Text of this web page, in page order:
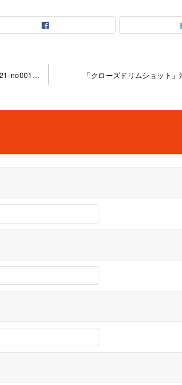
「フィルイン後休符から始まるパターン」池袋教室2022-07-21-no0014-1041 「クローズドリムショット